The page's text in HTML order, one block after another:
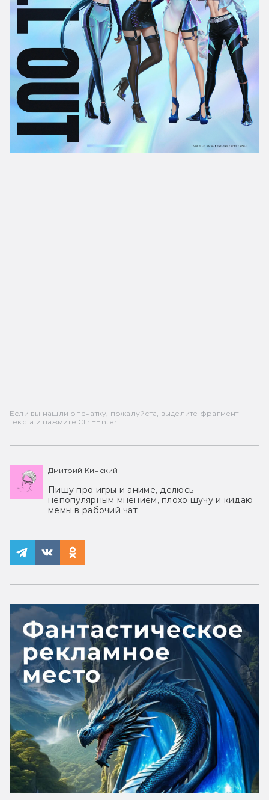
Если вы нашли опечатку, пожалуйста, выделите фрагмент
текста и нажмите Ctrl+Enter.
Дмитрий Кинский
Пишу про игры и аниме, делюсь
непопулярным мнением, плохо шучу и кидаю
мемы в рабочий чат.